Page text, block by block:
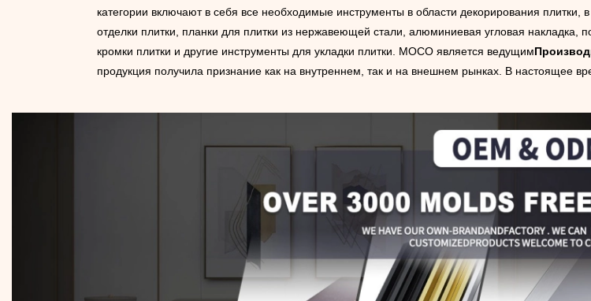
категории включают в себя все необходимые инструменты в области декорирования плитки,
отделки плитки, планки для плитки из нержавеющей стали, алюминиевая угловая накладка,
кромки плитки и другие инструменты для укладки плитки. MOCO является ведущим
продукция получила признание как на внутреннем, так и на внешнем рынках. В настоящее